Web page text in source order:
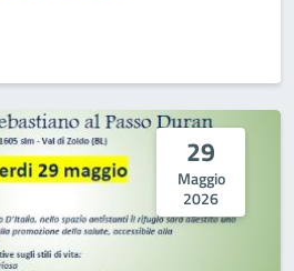
LUCA CAVIEZEL E CARLO
29
Maggio
2026